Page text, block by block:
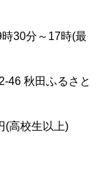
30分～17時(最
46 秋田ふるさと
(高校生以上)